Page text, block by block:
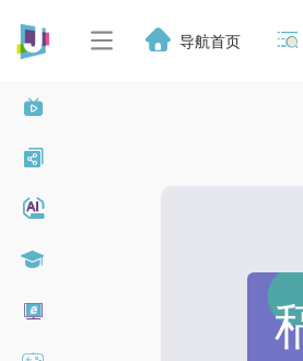
导航首页